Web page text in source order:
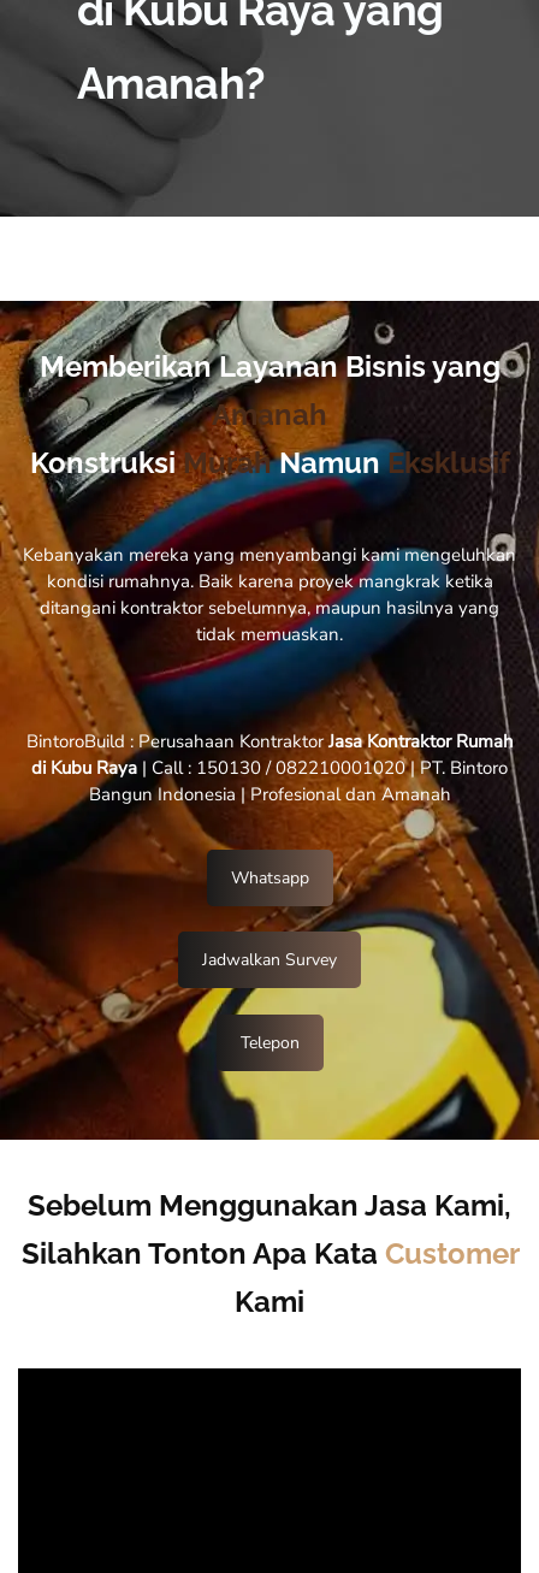
Amanah?
Memberikan Layanan Bisnis yang
Amanah
KonstruksiMurahNamunEksklusif
Kebanyakan mereka yang menyambangi kami mengeluhkan
kondisi rumahnya. Baik karena proyek mangkrak ketika
ditangani kontraktor sebelumnya, maupun hasilnya yang
tidak memuaskan.
BintoroBuild : Perusahaan KontraktorJasa Kontraktor Rumah
di Kubu Raya | Call : 150130 / 082210001020 | PT. Bintoro
Bangun Indonesia | Profesional dan Amanah
Whatsapp
Jadwalkan Survey
Telepon
Sebelum Menggunakan Jasa Kami,
Silahkan Tonton Apa Kata Customer
Kami